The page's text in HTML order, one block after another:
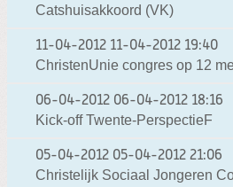
Catshuisakkoord (VK)
11-04-2012 11-04-2012 19:40
ChristenUnie congres op 12
06-04-2012 06-04-2012 18:16
Kick-off Twente-PerspectieF
05-04-2012 05-04-2012 21:06
Christelijk Sociaal Jongeren